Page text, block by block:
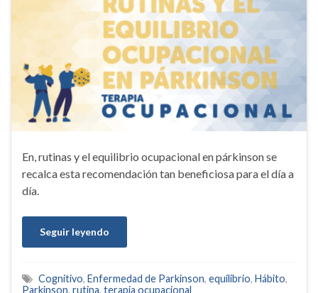
En, rutinas y el equilibrio ocupacional en párkinson se
recalca esta recomendación tan beneficiosa para el día a
día.
Seguir leyendo
Cognitivo, Enfermedad de Parkinson, equilibrio, Hábito,
Parkinson, rutina, terapia ocupacional